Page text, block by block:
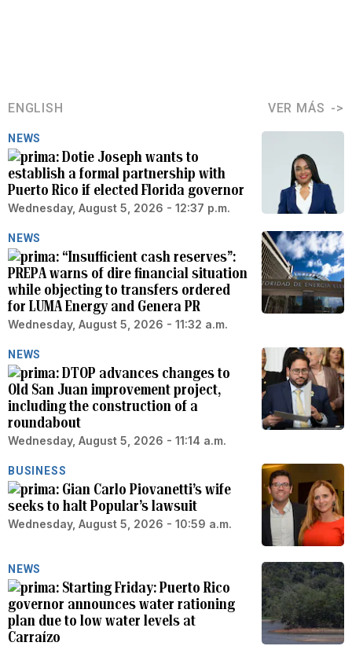
ENGLISH VER MÁS
NEWS
Dotie Joseph wants to
establish a formal partnership with
Puerto Rico if elected Florida governor
Wednesday, August 5, 2026 - 12:37 p.m.
NEWS
“Insufficient cash reserves”:
PREPA warns of dire financial situation
while objecting to transfers ordered
for LUMA Energy and Genera PR
Wednesday, August 5, 2026 - 11:32 a.m.
NEWS
DTOP advances changes to
Old San Juan improvement project,
including the construction of a
roundabout
Wednesday, August 5, 2026 - 11:14 a.m.
BUSINESS
Gian Carlo Piovanetti’s wife
seeks to halt Popular’s lawsuit
Wednesday, August 5, 2026 - 10:59 a.m.
NEWS
Starting Friday: Puerto Rico
governor announces water rationing
plan due to low water levels at
Carraízo